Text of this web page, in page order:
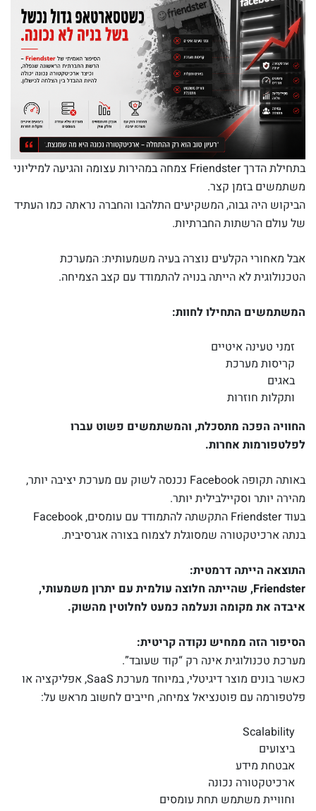
בתחילת הדרך Friendster צמחה במהירות עצומה והגיעה למיליוני
משתמשים בזמן קצר.
הביקוש היה גבוה, המשקיעים התלהבו והחברה נראתה כמו העתיד
של עולם הרשתות החברתיות.
אבל מאחורי הקלעים נוצרה בעיה משמעותית: המערכת
הטכנולוגית לא הייתה בנויה להתמודד עם קצב הצמיחה.
המשתמשים התחילו לחוות:
זמני טעינה איטיים
קריסות מערכת
באגים
ותקלות חוזרות
החוויה הפכה מתסכלת, והמשתמשים פשוט עברו
לפלטפורמות אחרות.
באותה תקופה Facebook נכנסה לשוק עם מערכת יציבה יותר,
מהירה יותר וסקיילבילית יותר.
בעוד Friendster התקשתה להתמודד עם עומסים, Facebook
בנתה ארכיטקטורה שמסוגלת לצמוח בצורה אגרסיבית.
התוצאה הייתה דרמטית:
Friendster, שהייתה חלוצה עולמית עם יתרון משמעותי,
איבדה את מקומה ונעלמה כמעט לחלוטין מהשוק.
הסיפור הזה ממחיש נקודה קריטית:
מערכת טכנולוגית אינה רק “קוד שעובד”.
כאשר בונים מוצר דיגיטלי, במיוחד מערכת SaaS, אפליקציה או
פלטפורמה עם פוטנציאל צמיחה, חייבים לחשוב מראש על:
Scalability
ביצועים
אבטחת מידע
ארכיטקטורה נכונה
וחוויית משתמש תחת עומסים